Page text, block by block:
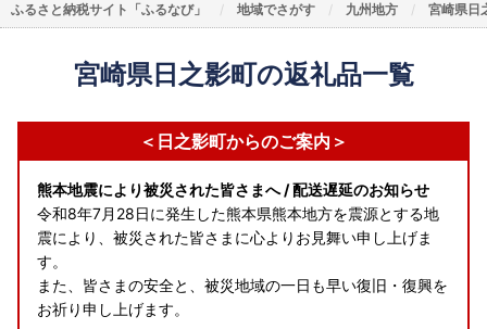
ふるさと納税サイト「ふるなび」 地域でさがす 九州地方 宮崎県日
宮崎県日之影町の返礼品一覧
＜日之影町からのご案内＞
熊本地震により被災された皆さまへ / 配送遅延のお知らせ
令和8年7月28日に発生した熊本県熊本地方を震源とする地
震により、被災された皆さまに心よりお見舞い申し上げま
す。
また、皆さまの安全と、被災地域の一日も早い復旧・復興を
お祈り申し上げます。